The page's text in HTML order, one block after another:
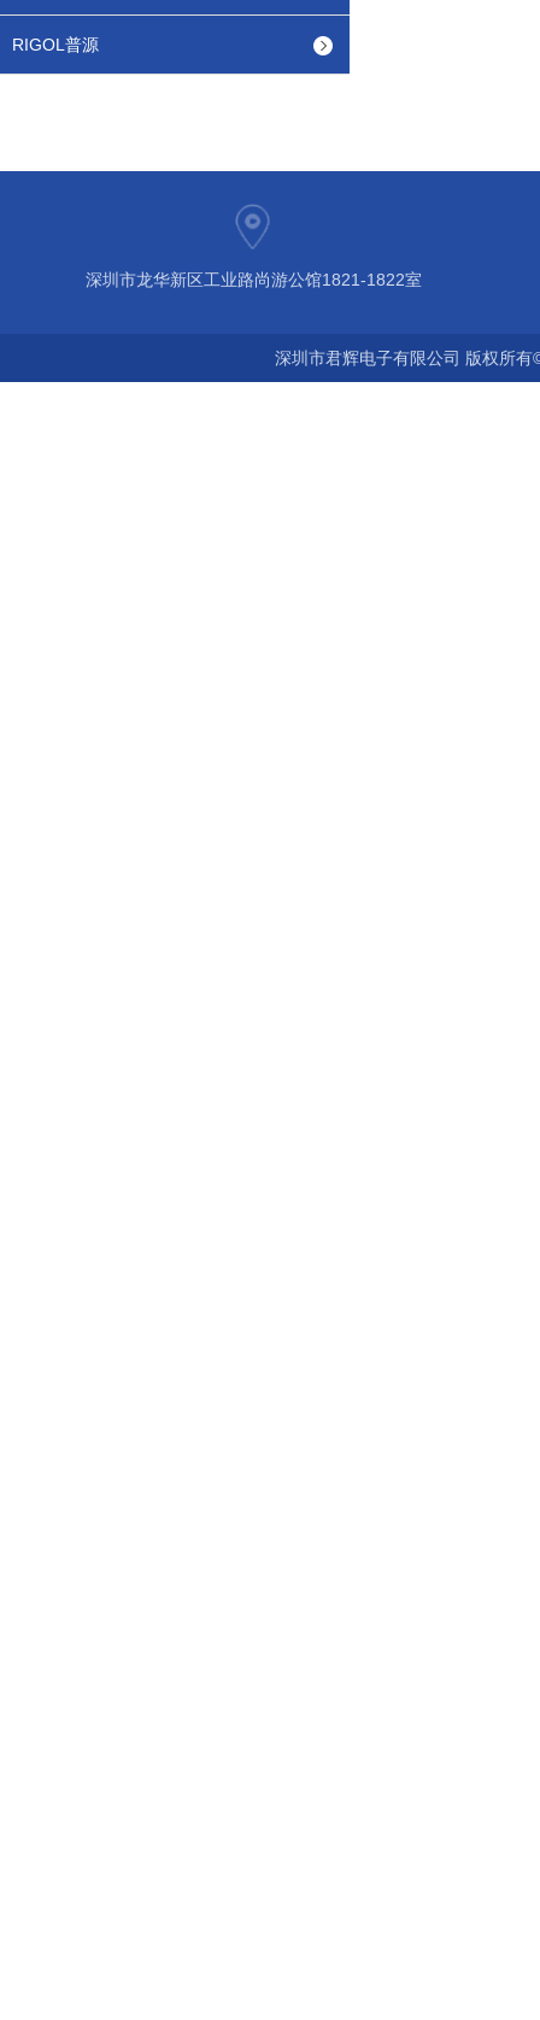
RIGOL普源
深圳市龙华新区工业路尚游公馆1821-1822室
深圳市君辉电子有限公司 版权所